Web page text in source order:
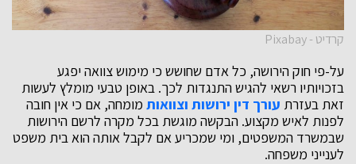
קרדיט - Pixabay
על-פי חוק הירושה, כל אדם שחושש כי מימוש צוואה יפגע
בזכויותיו רשאי להגיש התנגדות לכך. באופן טבעי מומלץ לעשות
זאת בעזרת עורך דין ירושות וצוואות מומחה, אם כי אין חובה
לפנות לאיש מקצוע. הבקשה מוגשת בכל מקרה לרשם הירושות
שבמשרד המשפטים, ומי שמכריע אם לקבל אותה הוא בית משפט
לענייני משפחה.